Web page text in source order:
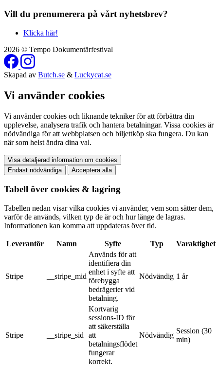
Vill du prenumerera på vårt nyhetsbrev?
Klicka här!
2026 © Tempo Dokumentärfestival
Skapad av Butch.se & Luckycat.se
Vi använder cookies
Vi använder cookies och liknande tekniker för att förbättra din
upplevelse, analysera trafik och hantera betalningar. Vissa cookies är
nödvändiga för att webbplatsen och biljettköp ska fungera. Du kan
när som helst ändra dina val.
Visa detaljerad information om cookies
Endast nödvändiga
Acceptera alla
Tabell över cookies & lagring
Tabellen nedan visar vilka cookies vi använder, vem som sätter dem,
varför de används, vilken typ de är och hur länge de lagras.
Informationen kan komma att uppdateras över tid.
Leverantör Namn Syfte Typ Varaktighet
Stripe __stripe_mid
Används för att
identifiera din
enhet i syfte att
förebygga
bedrägerier vid
betalning.
Nödvändig 1 år
Stripe __stripe_sid
Kortvarig
sessions-ID för
att säkerställa
att
betalningsflödet
fungerar
korrekt.
Nödvändig
Session (30
min)